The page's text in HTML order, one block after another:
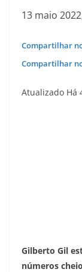
13 maio
Compartilhar
Compartilhar
Atualizado Há
Gilberto Gil
números